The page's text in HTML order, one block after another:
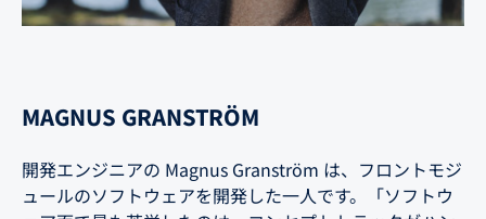
MAGNUS GRANSTRÖM
開発エンジニアの Magnus Granström は、フロントモジ
ュールのソフトウェアを開発した一人です。「ソフトウ